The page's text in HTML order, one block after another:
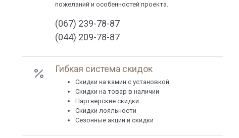
пожеланий и особенностей проекта.
(067) 239-78-87
(044) 209-78-87
Гибкая система скидок
Cкидки на камин с установкой
Скидки на товар в наличии
Партнерские скидки
Скидки лояльности
Сезонные акции и скидки